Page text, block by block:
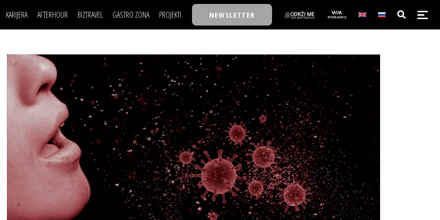
KARIJERA
LJUDI (HR)
MOJ UGAO
USAVRŠAVANJE
KNOW-HOW
AFTERHOUR
KNJIGE
AUTO SVET
STIL
WELLBEING
BIZTRAVEL GASTRO ZONA PROJEKTI
TASTY TALKS
30 ISPOD 30
BACK TO OFFICE/SCHOOL
BIZBENDOVI
BIZKOLEGIJUM
BMW BIZNIS LIGA
BIZLIFE WEEK
IZJAVA GODINE
NEWSLETTER
POSAO
MOJ UGAO
USAVRŠAVANJE
KNOW-HOW
FILM I SCENA
AUTO SVET
STIL
WELLBEING
NAJKOLEGA
30 ISPOD 30
BACK TO OFFICE/SCHOOL
BIZBENDOVI
BIZKOLEGIJUM
BMW BIZNIS LIGA
BIZLIFE WEEK
IZJAVA GODINE